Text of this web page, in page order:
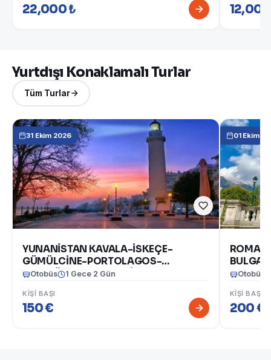
22,000 ₺
Yurtdışı Konaklamalı Turlar
Tüm Turlar
31 Ekim 2026
YUNANİSTAN KAVALA-İSKEÇE-
GÜMÜLCİNE-PORTOLAGOS-
DEDEAĞAÇ TURU 31 EKİM-1 KASIM
Otobüs 1 Gece 2 Gün
KIŞI BAŞI
150 €
01 Ekim
Otobüs
KIŞI BAŞI
200 €